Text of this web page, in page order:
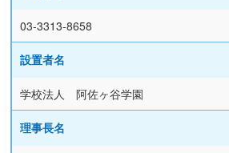
03-3313-8658
設置者名
学校法人 阿佐ヶ谷学園
理事長名